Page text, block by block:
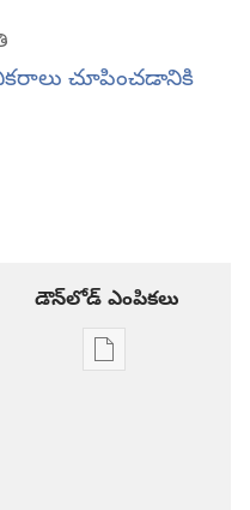
చూపించడానికి
డౌన్‌లోడ్‌ ఎంపికలు
ప్రచురణల